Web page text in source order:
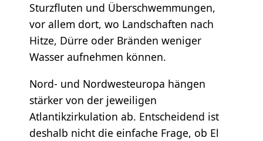
Sturzfluten und Überschwemmungen,
vor allem dort, wo Landschaften nach
Hitze, Dürre oder Bränden weniger
Wasser aufnehmen können.
Nord- und Nordwesteuropa hängen
stärker von der jeweiligen
Atlantikzirkulation ab. Entscheidend ist
deshalb nicht die einfache Frage, ob El